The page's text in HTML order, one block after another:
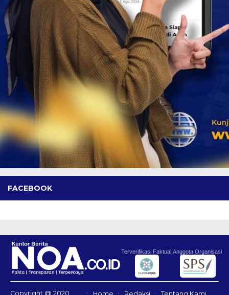
FACEBOOK
Terverifikasi Faktual Anggota Organisasi
Copyright @ 2020